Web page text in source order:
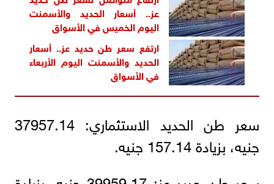
عز.. أسعار الحديد والأسمنت
اليوم الخميس في الأسواق
ارتفع سعر طن حديد عز.. أسعار
الحديد والأسمنت اليوم الأربعاء
في الأسواق
سعر طن الحديد الاستثماري: 37957.14
جنيه، بزيادة 157.14 جنيه.